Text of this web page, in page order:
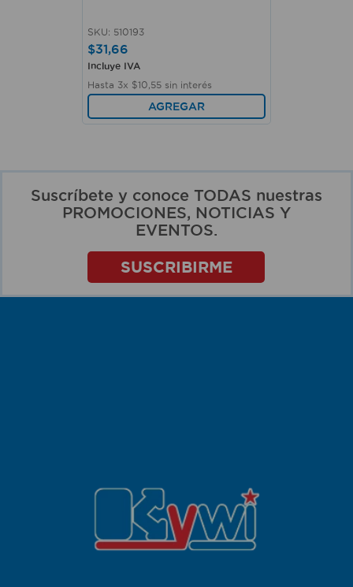
SKU: 510193
$31,66
Incluye IVA
Hasta 3x $10 55 sin interés
AGREGAR
Suscríbete y conoce TODAS nuestras
PROMOCIONES, NOTICIAS Y
EVENTOS.
SUSCRIBIRME